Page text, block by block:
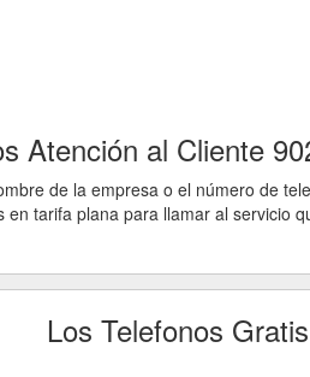
Atención al Cliente
de la empresa o el número de
en tarifa plana para llamar al servicio
Los Telefonos